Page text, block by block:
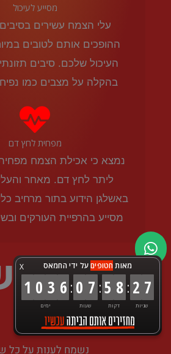
מסייע לעיכול
עלי הצמח עשירים בסיבים
ההופכים אותם לטובים
העיכול שלכם. סיבים
בהקלה על מצבים כמו
מפחית לחץ דם
נמצא כי אכילת הצמח
ליתר לחץ דם. מאחר
באשלגן הידוע בתור מרחיב
מסייע בהרפיית העורקים
צור
נשמח לענות על כל
X מאותחטופיםעל ידי החמאס
1 0 3 6
ימים
: 0 7
שעות
:5 8
דקות
: 2 8
שניות